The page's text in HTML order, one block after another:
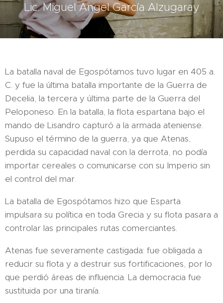
Lic. Miguel Angel García Alzugaray
La batalla naval de Egospótamos tuvo lugar en 405 a.
C. y fue la última batalla importante de la Guerra de
Decelia, la tercera y última parte de la Guerra del
Peloponeso. En la batalla, la flota espartana bajo el
mando de Lisandro capturó a la armada ateniense.
Supuso el término de la guerra, ya que Atenas,
perdida su capacidad naval con la derrota, no podía
importar cereales o comunicarse con su Imperio sin
el control del mar.
La batalla de Egospótamos hizo que Esparta
impulsara su política en toda Grecia y su flota pasara a
controlar las principales rutas comerciantes.
Atenas fue severamente castigada: fue obligada a
reducir su flota y a destruir sus fortificaciones, por lo
que perdió áreas de influencia. La democracia fue
sustituida por una tiranía.​